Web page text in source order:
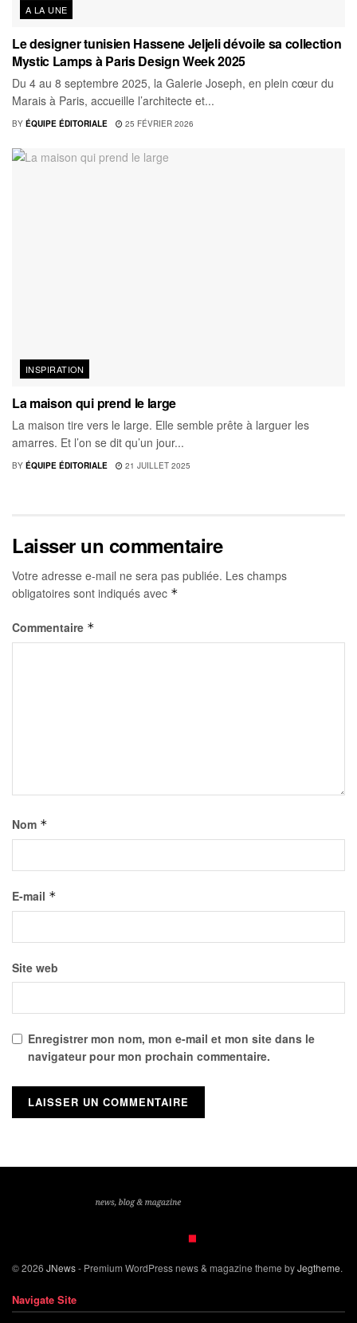
A LA UNE
Le designer tunisien Hassene Jeljeli dévoile sa collection
Mystic Lamps à Paris Design Week 2025
Du 4 au 8 septembre 2025, la Galerie Joseph, en plein cœur du
Marais à Paris, accueille l’architecte et...
BY ÉQUIPE ÉDITORIALE 25 FÉVRIER 2026
INSPIRATION
La maison qui prend le large
La maison tire vers le large. Elle semble prête à larguer les
amarres. Et l’on se dit qu’un jour...
BY ÉQUIPE ÉDITORIALE 21 JUILLET 2025
Laisser un commentaire
Votre adresse e-mail ne sera pas publiée. Les champs
obligatoires sont indiqués avec *
Commentaire *
Nom *
E-mail *
Site web
Enregistrer mon nom, mon e-mail et mon site dans le
navigateur pour mon prochain commentaire.
© 2026 JNews- Premium WordPress news & magazine theme byJegtheme.
Navigate Site